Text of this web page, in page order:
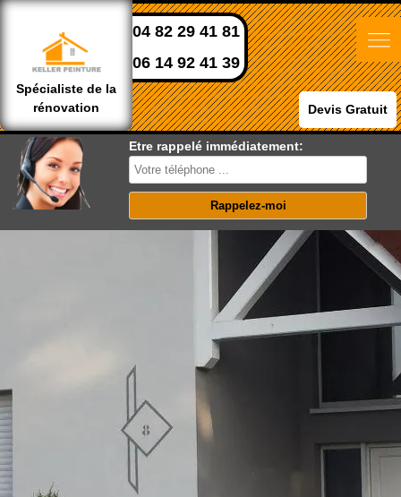
Spécialiste de la
rénovation
04 82 29 41 81
06 14 92 41 39
Devis Gratuit
Etre rappelé immédiatement: